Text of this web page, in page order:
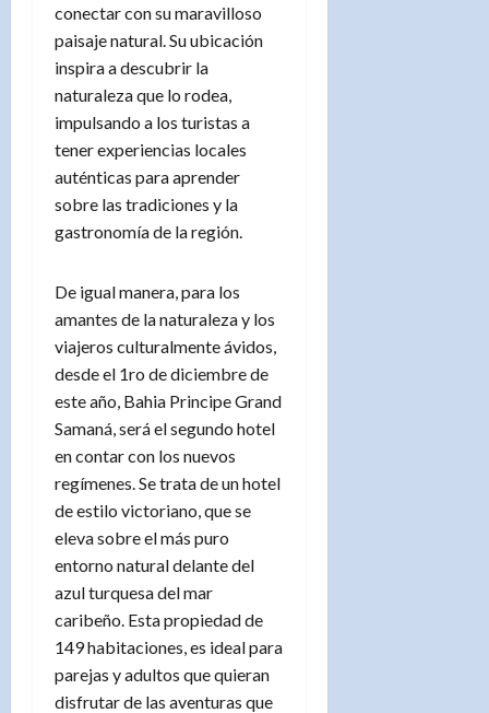
conectar con su maravilloso
paisaje natural. Su ubicación
inspira a descubrir la
naturaleza que lo rodea,
impulsando a los turistas a
tener experiencias locales
auténticas para aprender
sobre las tradiciones y la
gastronomía de la región.
De igual manera, para los
amantes de la naturaleza y los
viajeros culturalmente ávidos,
desde el 1ro de diciembre de
este año, Bahia Principe Grand
Samaná, será el segundo hotel
en contar con los nuevos
regímenes. Se trata de un hotel
de estilo victoriano, que se
eleva sobre el más puro
entorno natural delante del
azul turquesa del mar
caribeño. Esta propiedad de
149 habitaciones, es ideal para
parejas y adultos que quieran
disfrutar de las aventuras que